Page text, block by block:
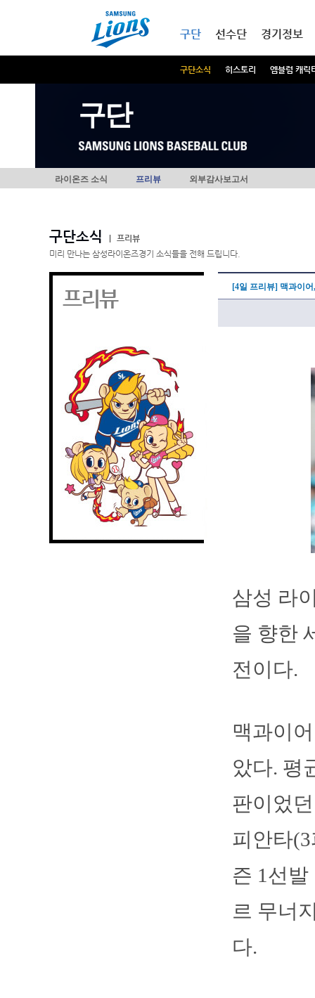
구단
구단소식 히스토리 엠블럼 캐릭
선수단 경기정보
구단
라이온즈 소식 프리뷰 외부감사보고서
구단소식
프리뷰
미리 만나는 삼성라이온즈경기 소식들을 전해 드립니다.
프리뷰 [4일 프리뷰] 맥과이
삼성 라
을 향한
전이다.
맥과이
았다. 평
판이었
피안타
즌 1선
르 무너
다.